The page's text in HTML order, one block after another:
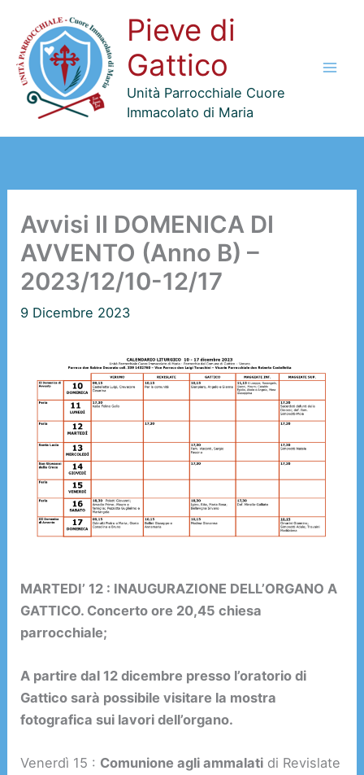
contenuto
Pieve di
Gattico
Unità Parrocchiale Cuore
Immacolato di Maria
Avvisi II DOMENICA DI
AVVENTO (Anno B) –
2023/12/10-12/17
9 Dicembre 2023
MARTEDI’ 12 : INAUGURAZIONE DELL’ORGANO A
GATTICO. Concerto ore 20,45 chiesa
parrocchiale;
A partire dal 12 dicembre presso l’oratorio di
Gattico sarà possibile visitare la mostra
fotografica sui lavori dell’organo.
Venerdì 15 : Comunione agli ammalati di Revislate